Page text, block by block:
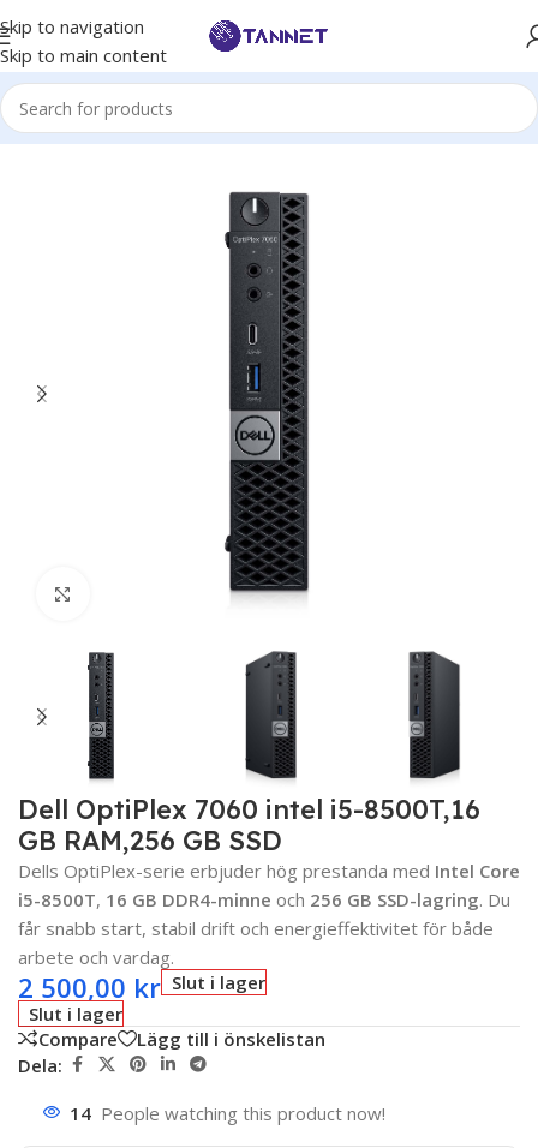
Skip to navigation
Skip to main content
Hem/PCs/Kontors Datorer/Dell
Dell OptiPlex 7060 intel i5-8500T,16
GB RAM,256 GB SSD
Dells OptiPlex-serie erbjuder hög prestanda med Intel Core
i5-8500T, 16 GB DDR4-minne och 256 GB SSD-lagring. Du
får snabb start, stabil drift och energieffektivitet för både
arbete och vardag.
2 500,00 kr Slut i lager
Slut i lager
Compare
Lägg till i önskelistan
Dela:
14 People watching this product now!